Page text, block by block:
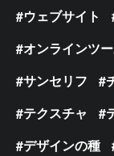
ウェブサイト
オンラインツ
サンセリフ
テクスチャ
デザインの種